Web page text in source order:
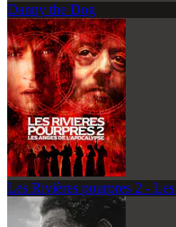
Danny the Dog
Les Rivières pourpres 2 -